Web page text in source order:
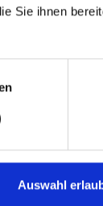
Sie ihnen
Auswahl
0 0 -
6 5 54.5